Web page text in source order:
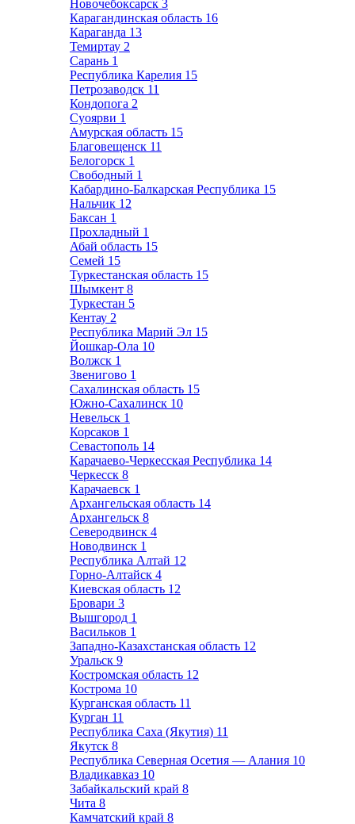
Новочебоксарск 3
Карагандинская область 16
Караганда 13
Темиртау 2
Сарань 1
Республика Карелия 15
Петрозаводск 11
Кондопога 2
Суоярви 1
Амурская область 15
Благовещенск 11
Белогорск 1
Свободный 1
Кабардино-Балкарская Республика 15
Нальчик 12
Баксан 1
Прохладный 1
Абай область 15
Семей 15
Туркестанская область 15
Шымкент 8
Туркестан 5
Кентау 2
Республика Марий Эл 15
Йошкар-Ола 10
Волжск 1
Звенигово 1
Сахалинская область 15
Южно-Сахалинск 10
Невельск 1
Корсаков 1
Севастополь 14
Карачаево-Черкесская Республика 14
Черкесск 8
Карачаевск 1
Архангельская область 14
Архангельск 8
Северодвинск 4
Новодвинск 1
Республика Алтай 12
Горно-Алтайск 4
Киевская область 12
Бровари 3
Вышгород 1
Васильков 1
Западно-Казахстанская область 12
Уральск 9
Костромская область 12
Кострома 10
Курганская область 11
Курган 11
Республика Саха (Якутия) 11
Якутск 8
Республика Северная Осетия — Алания 10
Владикавказ 10
Забайкальский край 8
Чита 8
Камчатский край 8